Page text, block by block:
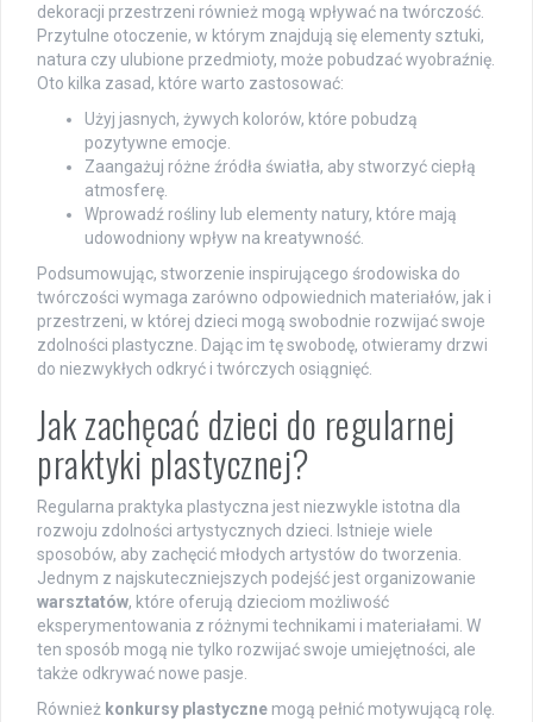
dekoracji przestrzeni również mogą wpływać na twórczość.
Przytulne otoczenie, w którym znajdują się elementy sztuki,
natura czy ulubione przedmioty, może pobudzać wyobraźnię.
Oto kilka zasad, które warto zastosować:
Użyj jasnych, żywych kolorów, które pobudzą
pozytywne emocje.
Zaangażuj różne źródła światła, aby stworzyć ciepłą
atmosferę.
Wprowadź rośliny lub elementy natury, które mają
udowodniony wpływ na kreatywność.
Podsumowując, stworzenie inspirującego środowiska do
twórczości wymaga zarówno odpowiednich materiałów, jak i
przestrzeni, w której dzieci mogą swobodnie rozwijać swoje
zdolności plastyczne. Dając im tę swobodę, otwieramy drzwi
do niezwykłych odkryć i twórczych osiągnięć.
Jak zachęcać dzieci do regularnej
praktyki plastycznej?
Regularna praktyka plastyczna jest niezwykle istotna dla
rozwoju zdolności artystycznych dzieci. Istnieje wiele
sposobów, aby zachęcić młodych artystów do tworzenia.
Jednym z najskuteczniejszych podejść jest organizowanie
warsztatów, które oferują dzieciom możliwość
eksperymentowania z różnymi technikami i materiałami. W
ten sposób mogą nie tylko rozwijać swoje umiejętności, ale
także odkrywać nowe pasje.
Również konkursy plastyczne mogą pełnić motywującą rolę.